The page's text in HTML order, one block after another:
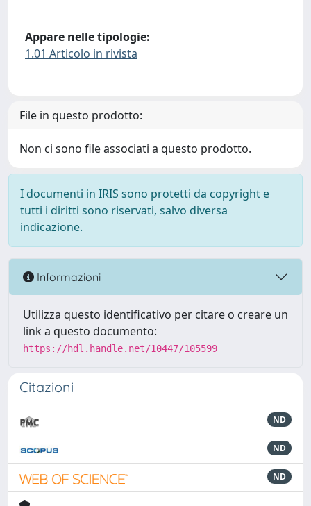
Appare nelle tipologie:
1.01 Articolo in rivista
File in questo prodotto:
Non ci sono file associati a questo prodotto.
I documenti in IRIS sono protetti da copyright e
tutti i diritti sono riservati, salvo diversa
indicazione.
Informazioni
Utilizza questo identificativo per citare o creare un
link a questo documento:
https://hdl.handle.net/10447/105599
Citazioni
ND
ND
ND